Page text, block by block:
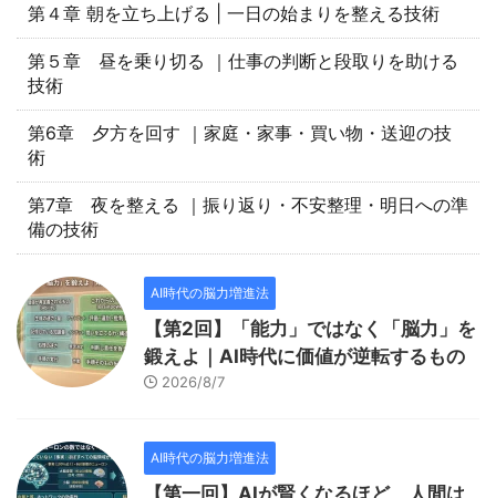
第４章 朝を立ち上げる | 一日の始まりを整える技術
第５章 昼を乗り切る ｜仕事の判断と段取りを助ける
技術
第6章 夕方を回す ｜家庭・家事・買い物・送迎の技
術
第7章 夜を整える ｜振り返り・不安整理・明日への準
備の技術
AI時代の脳力増進法
【第2回】「能力」ではなく「脳力」を
鍛えよ｜AI時代に価値が逆転するもの
2026/8/7
AI時代の脳力増進法
【第一回】AIが賢くなるほど、人間は